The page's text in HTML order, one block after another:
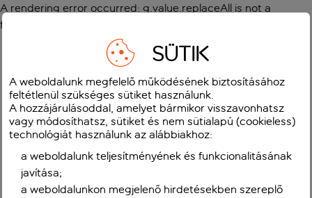
A rendering error occurred: g.value.replaceAll is not a
function
SÜTIK
A weboldalunk megfelelő működésének biztosításához
feltétlenül szükséges sütiket használunk.
A hozzájárulásoddal, amelyet bármikor visszavonhatsz
vagy módosíthatsz, sütiket és nem sütialapú (cookieless)
technológiát használunk az alábbiakhoz:
a weboldalunk teljesítményének és funkcionalitásának
javítása;
a weboldalunkon megjelenő hirdetésekben szereplő